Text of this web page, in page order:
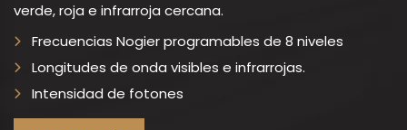
verde, roja e infrarroja cercana.
Frecuencias Nogier programables de 8 niveles
Longitudes de onda visibles e infrarrojas.
Intensidad de fotones